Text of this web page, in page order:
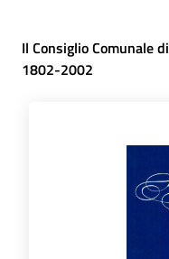
Il Consiglio Comunale
1802-2002